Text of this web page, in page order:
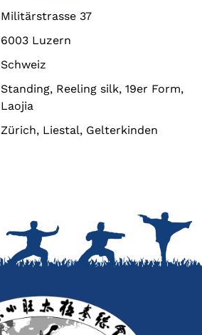
Militärstrasse 37
6003 Luzern
Schweiz
Standing, Reeling silk, 19er Form,
Laojia
Zürich, Liestal, Gelterkinden